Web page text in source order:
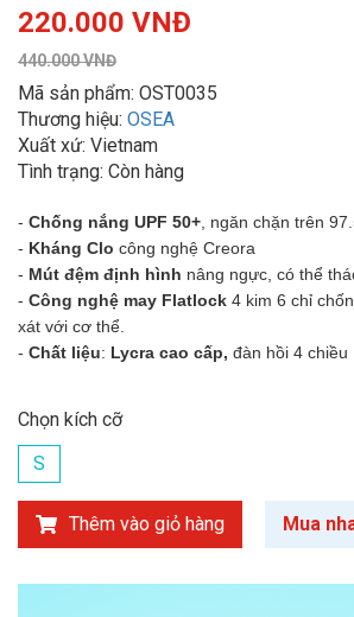
220.000 VNĐ
440.000 VNĐ
Mã sản phẩm: OST0035
Thương hiệu: OSEA
Xuất xứ: Vietnam
Tình trạng: Còn hàng
- Chống nắng UPF 50+, ngăn chặn trên
- Kháng Clo công nghệ Creora
- Mút đệm định hình nâng ngực, có thể
- Công nghệ may Flatlock 4 kim 6 chỉ
xát với cơ thể.
- Chất liệu: Lycra cao cấp, đàn hồi 4 chiều
Chọn kích cỡ
S
Thêm vào giỏ hàng Mua